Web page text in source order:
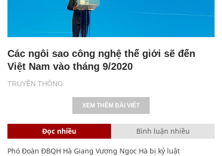
TRUYỀN THÔNG
Các ngôi sao công nghệ thế giới sẽ đến
Việt Nam vào tháng 9/2020
XEM THÊM BÀI VIẾT
Đọc nhiều Bình luận nhiều
Phó Đoàn ĐBQH Hà Giang Vương Ngọc Hà bị kỷ luật